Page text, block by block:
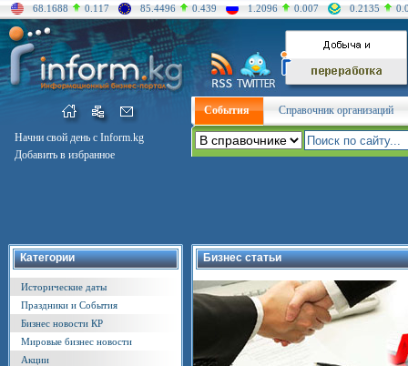
68.1688 0.117 85.4496 0.439 1.2096 0.007 0.2135
Начни свой день с Inform.kg
Добавить в избранное
События Справочник организаций
Категории
Исторические даты
Праздники и События
Бизнес новости КР
Мировые бизнес новости
Акции
Бизнес статьи